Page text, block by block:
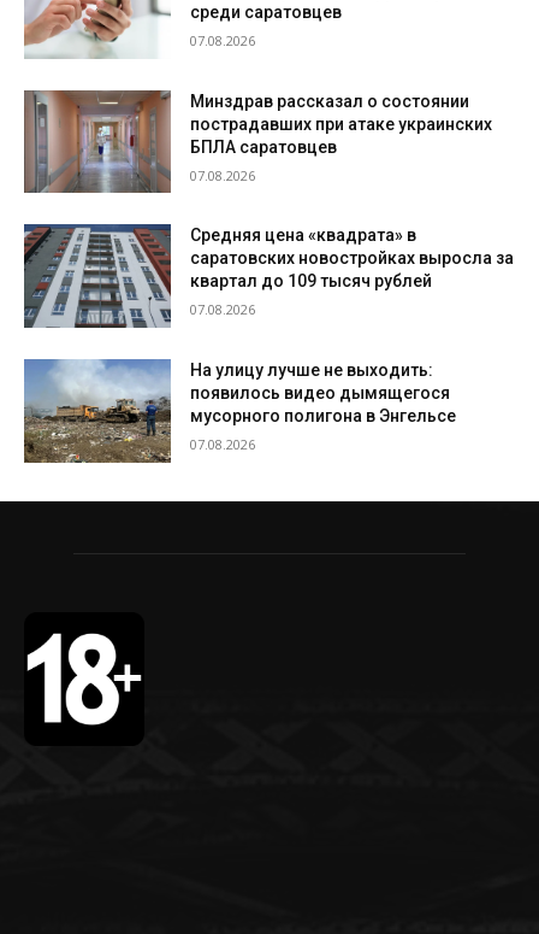
среди саратовцев
07.08.2026
Минздрав рассказал о состоянии
пострадавших при атаке украинских
БПЛА саратовцев
07.08.2026
Средняя цена «квадрата» в
саратовских новостройках выросла за
квартал до 109 тысяч рублей
07.08.2026
На улицу лучше не выходить:
появилось видео дымящегося
мусорного полигона в Энгельсе
07.08.2026